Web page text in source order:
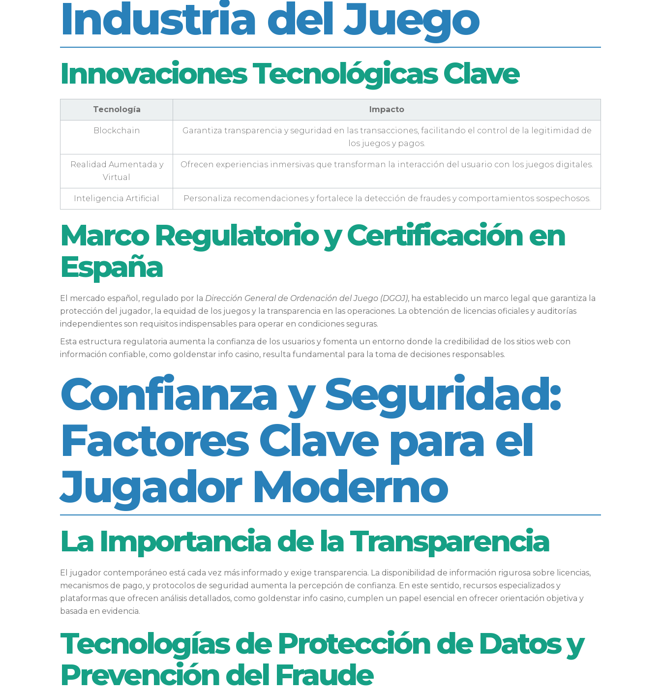
Industria del Juego
Innovaciones Tecnológicas Clave
Tecnología Impacto
Blockchain
Garantiza transparencia y seguridad en las transacciones, facilitando el control de la legitimidad de
los juegos y pagos.
Realidad Aumentada y
Virtual
Ofrecen experiencias inmersivas que transforman la interacción del usuario con los juegos digitales.
Inteligencia Artificial Personaliza recomendaciones y fortalece la detección de fraudes y comportamientos sospechosos.
Marco Regulatorio y Certificación en
España
El mercado español, regulado por la Dirección General de Ordenación del Juego (DGOJ), ha establecido un marco legal que garantiza la
protección del jugador, la equidad de los juegos y la transparencia en las operaciones. La obtención de licencias oficiales y auditorías
independientes son requisitos indispensables para operar en condiciones seguras.
Esta estructura regulatoria aumenta la confianza de los usuarios y fomenta un entorno donde la credibilidad de los sitios web con
información confiable, como goldenstar info casino, resulta fundamental para la toma de decisiones responsables.
Confianza y Seguridad:
Factores Clave para el
Jugador Moderno
La Importancia de la Transparencia
El jugador contemporáneo está cada vez más informado y exige transparencia. La disponibilidad de información rigurosa sobre licencias,
mecanismos de pago, y protocolos de seguridad aumenta la percepción de confianza. En este sentido, recursos especializados y
plataformas que ofrecen análisis detallados, como goldenstar info casino, cumplen un papel esencial en ofrecer orientación objetiva y
basada en evidencia.
Tecnologías de Protección de Datos y
Prevención del Fraude